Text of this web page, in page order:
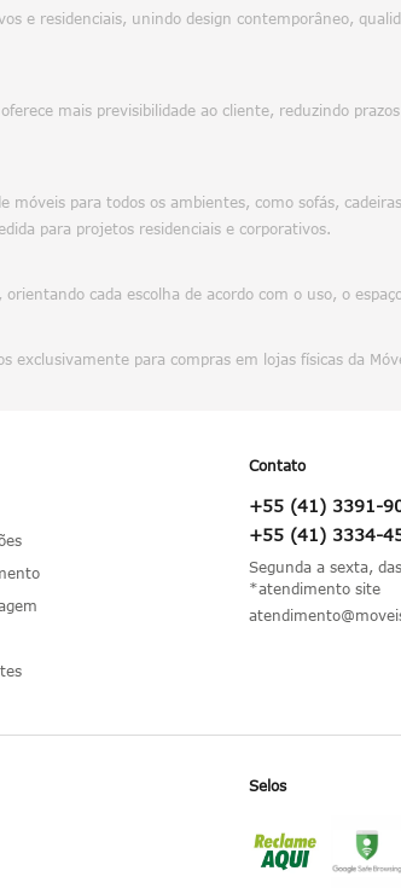
e residenciais, unindo design contemporâneo,
mais previsibilidade ao cliente, reduzindo
para todos os ambientes, como sofás,
para projetos residenciais e corporativos.
cada escolha de acordo com o uso, o
exclusivamente para compras em lojas físicas da
Contato
+55 (41) 3391-
+55 (41) 3334-
Segunda a sexta,
*atendimento site
Selos